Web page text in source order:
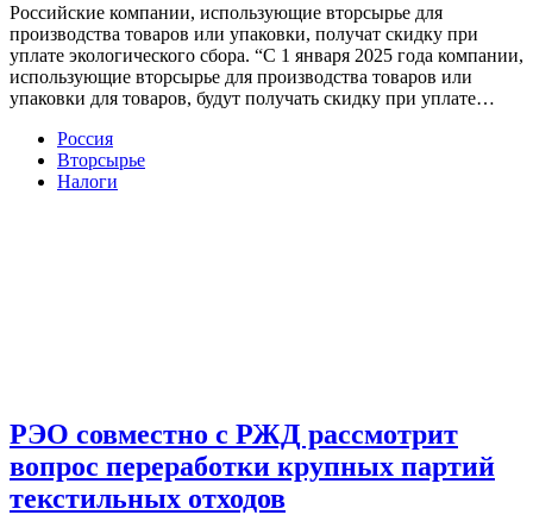
Российские компании, использующие вторсырье для
производства товаров или упаковки, получат скидку при
уплате экологического сбора. “С 1 января 2025 года компании,
использующие вторсырье для производства товаров или
упаковки для товаров, будут получать скидку при уплате…
Россия
Вторсырье
Налоги
РЭО совместно с РЖД рассмотрит
вопрос переработки крупных партий
текстильных отходов